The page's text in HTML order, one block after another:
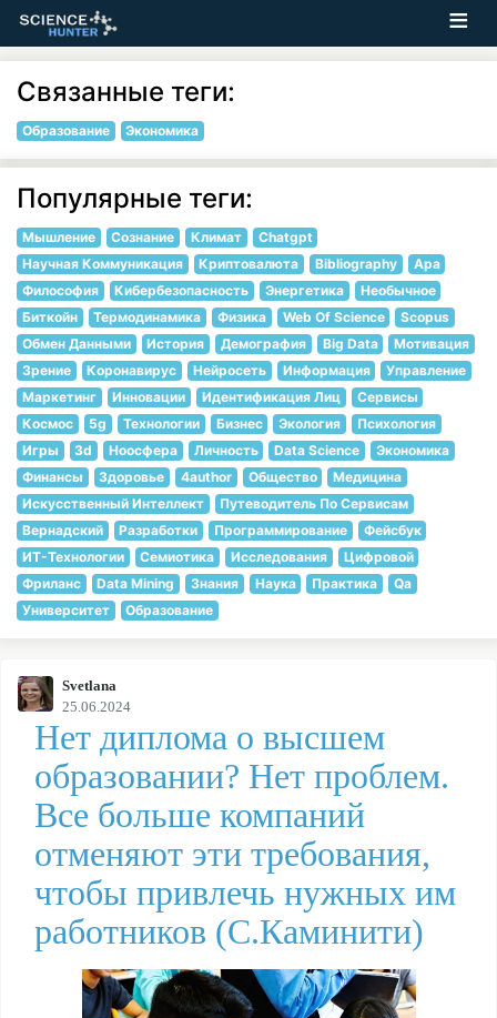
Svetlana
25.06.2024
Нет диплома о высшем
образовании? Нет проблем.
Все больше компаний
отменяют эти требования,
чтобы привлечь нужных им
работников (С.Каминити)
Связанные теги:
Образование Экономика
Популярные теги:
Мышление Сознание Климат
Chatgpt
Научная Коммуникация
Криптовалюта Bibliography
Apa
Философия
Кибербезопасность Энергетика
Необычное
Биткойн
Термодинамика Физика Web Of Science
Scopus
Обмен Данными
История Демография Big Data
Мотивация
Зрение
Коронавирус Нейросеть Информация
Управление
Маркетинг
Инновации Идентификация Лиц
Сервисы
Космос
5g Технологии Бизнес Экология
Психология
Игры
3d Ноосфера Личность Data Science
Экономика
Финансы
Здоровье 4author Общество
Медицина
Искусственный Интеллект
Путеводитель По Сервисам
Вернадский
Разработки Программирование
Фейсбук
ИТ-Технологии
Семиотика Исследования
Цифровой
Фриланс
Data Mining Знания Наука Практика
Qa
Университет
Образование